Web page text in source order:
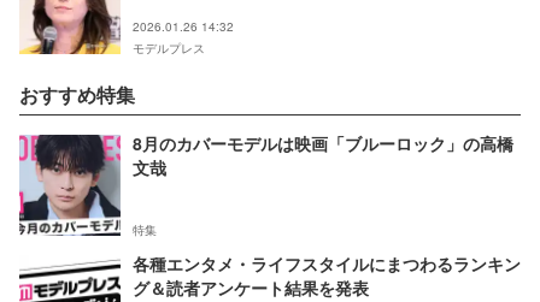
2026.01.26 14:32
モデルプレス
おすすめ特集
8月のカバーモデルは映画「ブルーロック」の高橋
文哉
特集
各種エンタメ・ライフスタイルにまつわるランキン
グ＆読者アンケート結果を発表